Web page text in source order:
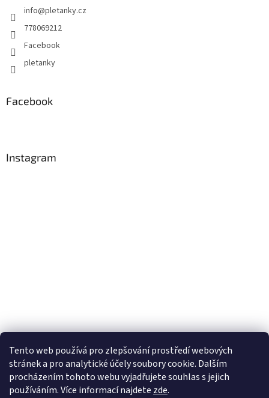
Tento web používá pro zlepšování prostředí webových
stránek a pro analytické účelysoubory cookie. Dalším
procházením tohoto webu vyjadřujete souhlas s jejich
používáním. Více informacínajdete zde.
info@pletanky.cz
778069212
Facebook
pletanky
Facebook
Instagram
Sledovat na Instagramu